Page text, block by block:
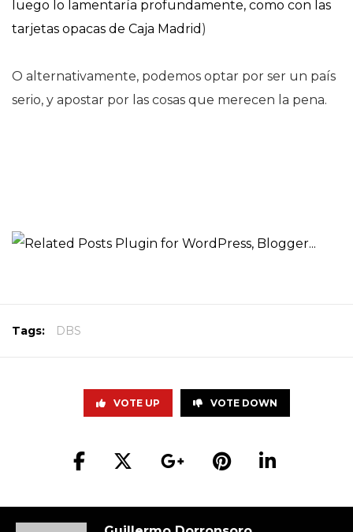
luego lo lamentaría profundamente, como con las
tarjetas opacas de Caja Madrid )
O alternativamente, podemos optar por ser un país
serio, y apostar por las cosas que merecen la pena.
Tags: DBS
VOTE UP VOTE DOWN